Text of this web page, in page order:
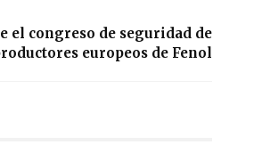
el congreso de seguridad de
europeos de Fenol